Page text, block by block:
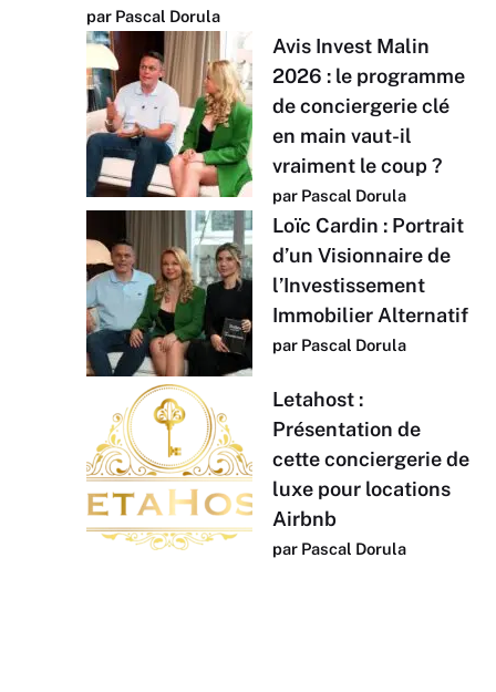
par Pascal Dorula
Avis Invest Malin
2026 : le programme
de conciergerie clé
en main vaut-il
vraiment le coup ?
par Pascal Dorula
Loïc Cardin : Portrait
d’un Visionnaire de
l’Investissement
Immobilier Alternatif
par Pascal Dorula
Letahost :
Présentation de
cette conciergerie de
luxe pour locations
Airbnb
par Pascal Dorula